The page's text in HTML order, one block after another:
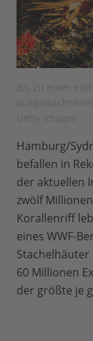
Hamburg/
befallen in
der aktuellen
zwölf
Korallenriff
eines WWF-
60 Millionen
der größte je